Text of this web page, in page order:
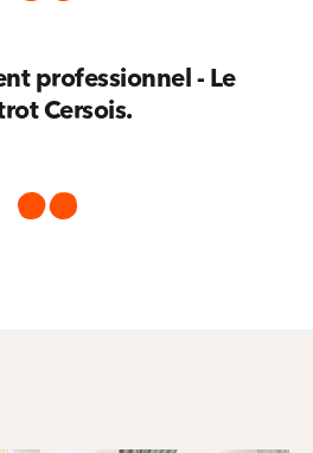
professionnel - Le
Cersois.